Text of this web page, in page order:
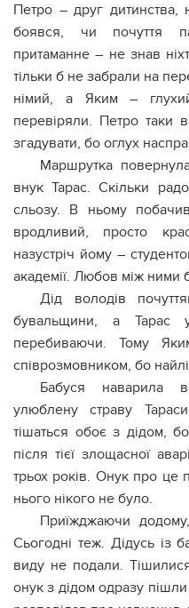
Петро – друг дитинства,
боявся, чи почуття
притаманне – не знав
тільки б не забрали на
німий, а Яким –
перевіряли. Петро таки
згадувати, бо оглух
Маршрутка
внук Тарас. Скільки
сльозу. В ньому
вродливий, просто
назустріч йому –
академії. Любов між ними
Дід володів
бувальщини, а Тарас
перебиваючи. Тому
співрозмовником, бо
Бабуся наварила
улюблену страву
тішаться обоє з дідом,
після тієї злощасної
трьох років. Онук про це
нього нікого не було.
Приїжджаючи
Сьогодні теж. Дідусь із
виду не подали.
онук з дідом одразу